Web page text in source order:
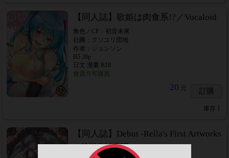
【同人誌】歌姫は肉食系!?／Vocaloid
角色／CP：初音未來
社團：クソユリ団地
作者：ジョンソン
B5 20p
日文 漫畫 R18
會員方可購買
20 元 訂購
庫存
【同人誌】Debut -Rella's First Artworks
-／VOCALOID